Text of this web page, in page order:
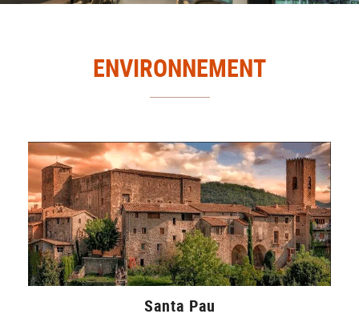
ENVIRONNEMENT
Santa Pau